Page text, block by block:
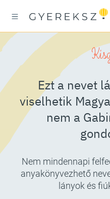
Ezt a nevet
viselhetik
nem a
Nem mindennapi
anyakönyvezhető
lányok és